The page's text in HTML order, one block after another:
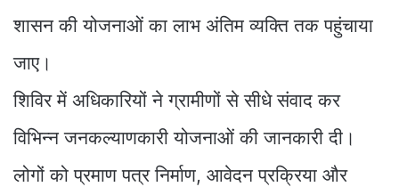
शासन की योजनाओं का लाभ अंतिम व्यक्ति तक पहुंचाया
जाए।
शिविर में अधिकारियों ने ग्रामीणों से सीधे संवाद कर
विभिन्न जनकल्याणकारी योजनाओं की जानकारी दी।
लोगों को प्रमाण पत्र निर्माण, आवेदन प्रक्रिया और